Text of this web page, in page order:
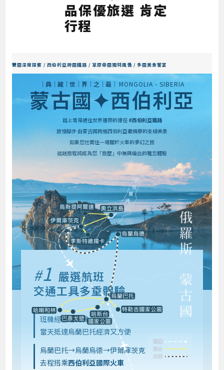
品保優旅選 肯定
行程
雙國深度探索 / 西伯利亞跨國鐵路 / 草原帝國獨特風情 / 多國美食饗宴
│典│藏│世│界│之│最│ MONGOLIA - SIBERIA
蒙古國✦西伯利亞
踏上曾是通往世界邊際的捷徑 #西伯利亞鐵路
放慢腳步 由蒙古國跨進西伯利亞最精華的支線美景
如果您也嚮往一場關於火車的夢幻之旅
這趟旅程將成為您「旅歷」中無與倫比的難忘體驗
#1 嚴選航班
交通工具多重體驗
班機經香港轉機
當天抵達烏蘭巴托經濟又方便
烏蘭巴托→烏蘭烏德→伊爾庫茨克
去程搭乘西伯利亞國際火車